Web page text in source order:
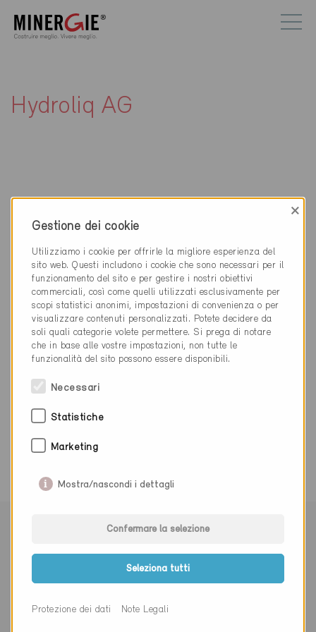
Hydroliq AG
Staldenhof 17
6014 Luzern
041 259 90 05
order@hydroliq.com
www.hydroliq.com
0 Edifici Minergie (0 Certificati)
Gestione dei cookie
×
Utilizziamo i cookie per offrirle la migliore esperienza del
sito web. Questi includono i cookie che sono necessari per il
funzionamento del sito e per gestire i nostri obiettivi
commerciali, così come quelli utilizzati esclusivamente per
scopi statistici anonimi, impostazioni di convenienza o per
visualizzare contenuti personalizzati. Potete decidere da
soli quali categorie volete permettere. Si prega di notare
che in base alle vostre impostazioni, non tutte le
funzionalità del sito possono essere disponibili.
Necessari
Statistiche
Marketing
Mostra/nascondi i dettagli
Confermare la selezione
Seleziona tutti
Protezione dei dati Note Legali